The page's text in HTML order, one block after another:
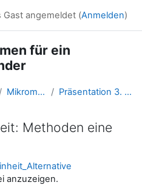
Gast angemeldet (Anmelden)
für ein
Mikromethoden: Klein aber oho! Präsentation 3. Einheit: Methoden eine kleine Einführung
Methoden eine
anzuzeigen.